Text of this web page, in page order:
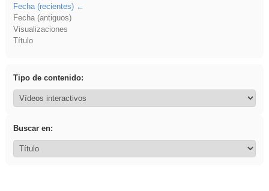
Fecha (recientes)
Fecha (antiguos)
Visualizaciones
Título
Tipo de contenido:
Buscar en: